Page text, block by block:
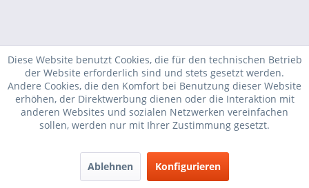
Diese Website benutzt Cookies, die für den technischen Betrieb
der Website erforderlich sind und stets gesetzt werden.
Andere Cookies, die den Komfort bei Benutzung dieser Website
erhöhen, der Direktwerbung dienen oder die Interaktion mit
anderen Websites und sozialen Netzwerken vereinfachen
sollen, werden nur mit Ihrer Zustimmung gesetzt.
Ablehnen Konfigurieren